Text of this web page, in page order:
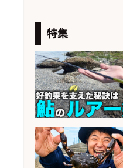
福岡「現場監督
業10時間/経験者
会社名 広松久水
和食, 居酒屋/調
新鮮な魚料理×
の若手スタッフ
会社名 サカナの
特集